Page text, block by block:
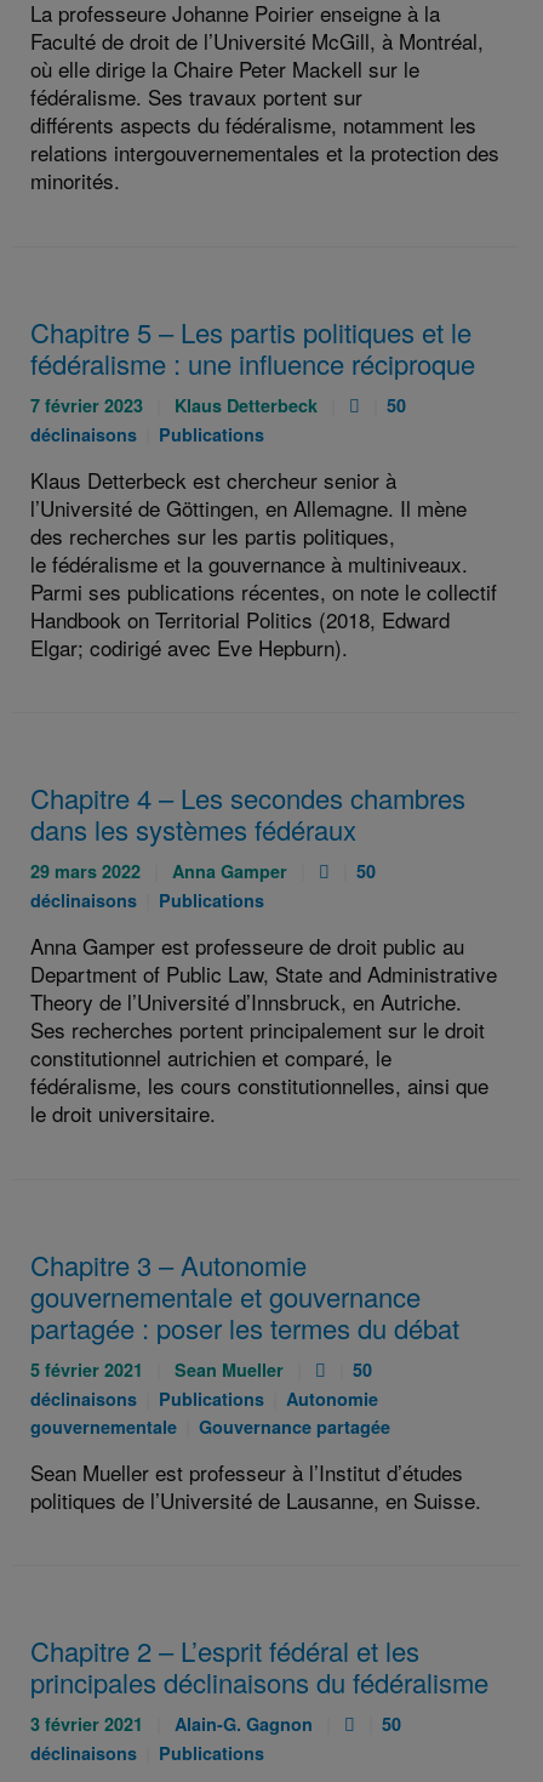
La professeure Johanne Poirier enseigne à la
Faculté de droit de l’Université McGill, à Montréal,
où elle dirige la Chaire Peter Mackell sur le
fédéralisme. Ses travaux portent sur
différents aspects du fédéralisme, notamment les
relations intergouvernementales et la protection des
minorités.
Chapitre 5 – Les partis politiques et le
fédéralisme : une influence réciproque
Publié
le
7 février 2023
Auteurs
:
Klaus Detterbeck
PièceCatégories
50
déclinaisons
Catégories
Publications
Klaus Detterbeck est chercheur senior à
l’Université de Göttingen, en Allemagne. Il mène
des recherches sur les partis politiques,
le fédéralisme et la gouvernance à multiniveaux.
Parmi ses publications récentes, on note le collectif
Handbook on Territorial Politics (2018, Edward
Elgar; codirigé avec Eve Hepburn).
Chapitre 4 – Les secondes chambres
dans les systèmes fédéraux
Publié
le
29 mars 2022
Auteurs
:
Anna Gamper
PièceCatégories
50
déclinaisons
Catégories
Publications
Anna Gamper est professeure de droit public au
Department of Public Law, State and Administrative
Theory de l’Université d’Innsbruck, en Autriche.
Ses recherches portent principalement sur le droit
constitutionnel autrichien et comparé, le
fédéralisme, les cours constitutionnelles, ainsi que
le droit universitaire.
Chapitre 3 – Autonomie
gouvernementale et gouvernance
partagée : poser les termes du débat
Publié
le
:
5 février 2021
Auteurs
:
Sean Mueller
Pièce
jointe
:
Catégories
:
50
déclinaisons
Catégories
:
Publications
Catégories
:
Autonomie
gouvernementale
Catégories
Gouvernance partagée
Sean Mueller est professeur à l’Institut d’études
politiques de l’Université de Lausanne, en Suisse.
Chapitre 2 – L’esprit fédéral et les
principales déclinaisons du fédéralisme
Publié
le
3 février 2021
Auteurs
:
Alain-G. Gagnon
PièceCatégories
50
déclinaisons
Catégories
Publications